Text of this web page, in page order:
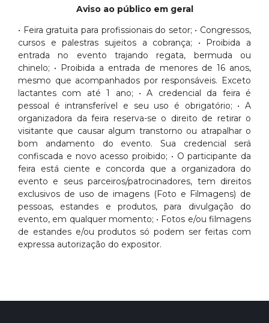
Aviso ao público em geral
• Feira gratuita para profissionais do setor; • Congressos,
cursos e palestras sujeitos a cobrança; • Proibida a
entrada no evento trajando regata, bermuda ou
chinelo; • Proibida a entrada de menores de 16 anos,
mesmo que acompanhados por responsáveis. Exceto
lactantes com até 1 ano; • A credencial da feira é
pessoal é intransferível e seu uso é obrigatório; • A
organizadora da feira reserva-se o direito de retirar o
visitante que causar algum transtorno ou atrapalhar o
bom andamento do evento. Sua credencial será
confiscada e novo acesso proibido; • O participante da
feira está ciente e concorda que a organizadora do
evento e seus parceiros/patrocinadores, tem direitos
exclusivos de uso de imagens (Foto e Filmagens) de
pessoas, estandes e produtos, para divulgação do
evento, em qualquer momento; • Fotos e/ou filmagens
de estandes e/ou produtos só podem ser feitas com
expressa autorização do expositor.